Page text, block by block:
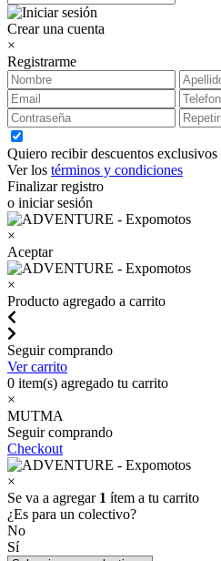
Crear una cuenta
×
Registrarme
Quiero recibir descuentos
Ver los términos y condiciones
Finalizar registro
o iniciar sesión
×
Aceptar
×
Producto agregado a carrito
Seguir comprando
Ver carrito
0 item(s) agregado tu carrito
×
MUTMA
Seguir comprando
Checkout
×
Se va a agregar 1 ítem a tu carrito
¿Es para un colectivo?
No
Sí